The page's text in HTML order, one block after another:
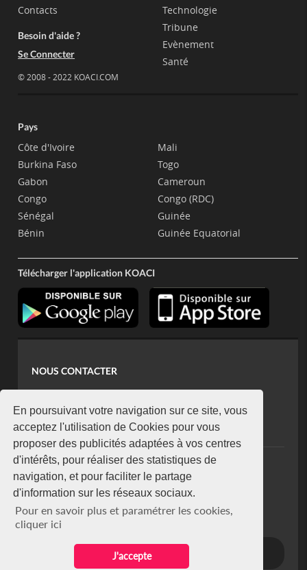
En poursuivant votre navigation sur ce site, vous
acceptez l'utilisation de Cookies pour vous
proposer des publicités adaptées à vos centres
d'intérêts, pour réaliser des statistiques de
navigation, et pour faciliter le partage
d'information sur les réseaux sociaux.
Pour en savoir plus et paramétrer les cookies,
cliquer ici
J'accepte
Contacts
Besoin d'aide ?
Se Connecter
© 2008 - 2022 KOACI.COM
Technologie
Tribune
Evènement
Santé
Pays
Côte d'Ivoire
Burkina Faso
Gabon
Congo
Sénégal
Bénin
Mali
Togo
Cameroun
Congo (RDC)
Guinée
Guinée Equatorial
Télécharger l'application KOACI
NOUS CONTACTER
koaci@yahoo.fr
+225 07 08 85 52 93
NEWSLETTER
Restez connecté via notre newsletter
S'abonner
Se désabonner